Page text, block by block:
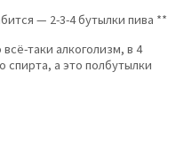
— 2-3-4 бутылки пива **
таки алкоголизм, в 4
спирта, а это полбутылки